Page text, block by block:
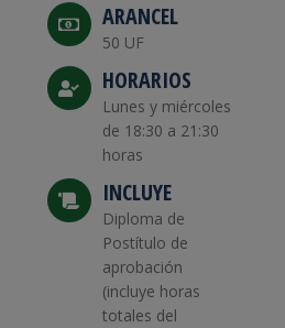
ARANCEL
50 UF
HORARIOS
Lunes y miércoles
de 18:30 a 21:30
horas
INCLUYE
Diploma de
Postítulo de
aprobación
(incluye horas
totales del